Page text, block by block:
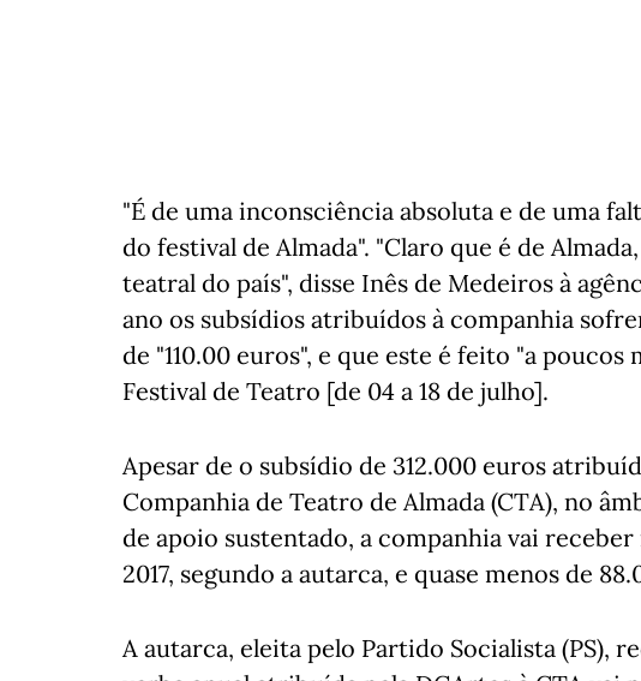
"É de uma inconsciência absoluta e de uma
do festival de Almada". "Claro que é de
teatral do país", disse Inês de Medeiros à
ano os subsídios atribuídos à companhia
de "110.00 euros", e que este é feito "a poucos
Festival de Teatro [de 04 a 18 de julho].
Apesar de o subsídio de 312.000 euros
Companhia de Teatro de Almada (CTA), no
de apoio sustentado, a companhia vai receber
2017, segundo a autarca, e quase menos de
A autarca, eleita pelo Partido Socialista (PS),